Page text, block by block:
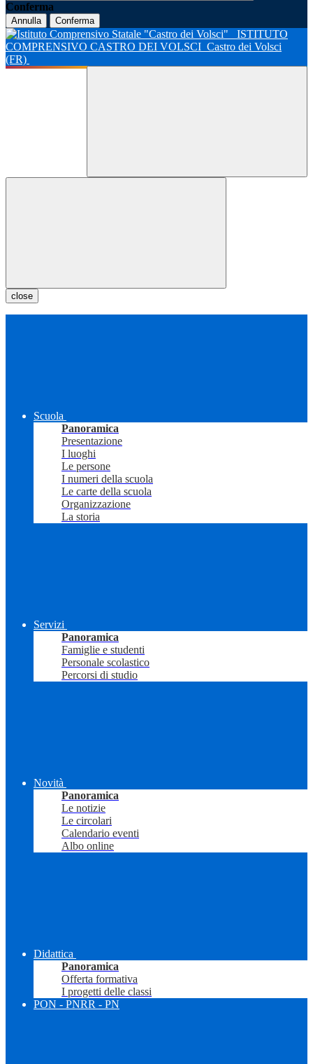
Conferma
Annulla Conferma
ISTITUTO
COMPRENSIVO CASTRO DEI VOLSCI Castro dei Volsci
(FR)
close
Scuola
Panoramica
Presentazione
I luoghi
Le persone
I numeri della scuola
Le carte della scuola
Organizzazione
La storia
Servizi
Panoramica
Famiglie e studenti
Personale scolastico
Percorsi di studio
Novità
Panoramica
Le notizie
Le circolari
Calendario eventi
Albo online
Didattica
Panoramica
Offerta formativa
I progetti delle classi
PON - PNRR - PN